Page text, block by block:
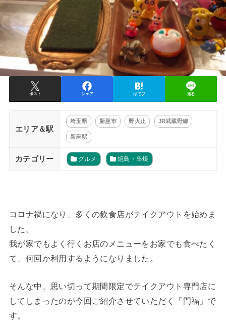
ポスト シェア はてブ 送る
エリア＆駅
埼玉県 新座市 野火止 JR武蔵野線
新座駅
カテゴリー グルメ 焼鳥・串焼
コロナ禍になり、多くの飲食店がテイクアウトを始めま
した。
我が家でもよく行くお店のメニューをお家でも食べたく
て、何回か利用するようになりました。
そんな中、思い切って期間限定でテイクアウト専門店に
してしまったのが今回ご紹介させていただく「門福」で
す。